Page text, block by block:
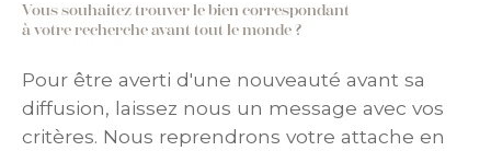
Vous souhaitez trouver le bien correspondant
à votre recherche avant tout le monde ?
Pour être averti d'une nouveauté avant sa
diffusion, laissez nous un message avec vos
critères. Nous reprendrons votre attache en